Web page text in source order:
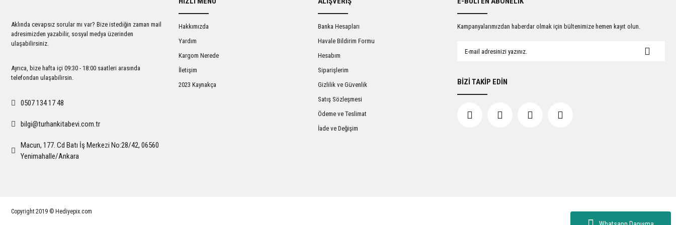
Ürün fiyatı diğer sitelerden daha pahalı.
Bu ürüne benzer farklı alternatifler olmalı.
Gönder
Aklında cevapsız sorular mı var? Bize istediğin zaman mail
adresimizden yazabilir, sosyal medya üzerinden
ulaşabilirsiniz.
Ayrıca, bize hafta içi 09:30 - 18:00 saatleri arasında
telefondan ulaşabilirsin.
0507 134 17 48
bilgi@turhankitabevi.com.tr
Macun, 177. Cd Batı İş Merkezi No:28/42, 06560
Yenimahalle/Ankara
Hakkımızda
Yardım
Kargom Nerede
İletişim
2023 Kaynakça
Banka Hesapları
Havale Bildirim Formu
Hesabım
Siparişlerim
Gizlilik ve Güvenlik
Satış Sözleşmesi
Ödeme ve Teslimat
İade ve Değişim
Kampanyalarımızdan haberdar olmak için bültenimize hemen kayıt olun.
BİZİ TAKİP EDİN
Copyright 2019 © Hediyepix.com